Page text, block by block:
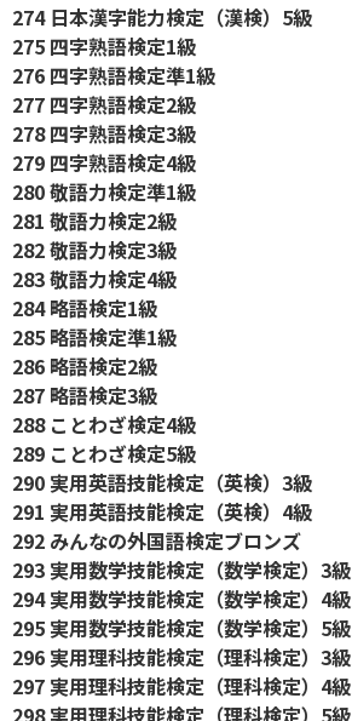
274 日本漢字能力検定（漢検）5級
275 四字熟語検定1級
276 四字熟語検定準1級
277 四字熟語検定2級
278 四字熟語検定3級
279 四字熟語検定4級
280 敬語力検定準1級
281 敬語力検定2級
282 敬語力検定3級
283 敬語力検定4級
284 略語検定1級
285 略語検定準1級
286 略語検定2級
287 略語検定3級
288 ことわざ検定4級
289 ことわざ検定5級
290 実用英語技能検定（英検）3級
291 実用英語技能検定（英検）4級
292 みんなの外国語検定ブロンズ
293 実用数学技能検定（数学検定）3級
294 実用数学技能検定（数学検定）4級
295 実用数学技能検定（数学検定）5級
296 実用理科技能検定（理科検定）3級
297 実用理科技能検定（理科検定）4級
298 実用理科技能検定（理科検定）5級